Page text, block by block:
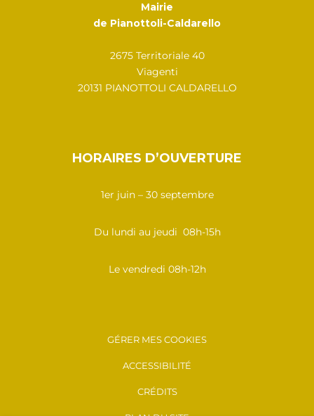
Mairie
de Pianottoli-Caldarello
2675 Territoriale 40
Viagenti
20131 PIANOTTOLI CALDARELLO
HORAIRES D’OUVERTURE
1er juin – 30 septembre
Du lundi au jeudi 08h-15h
Le vendredi 08h-12h
GÉRER MES COOKIES
ACCESSIBILITÉ
CRÉDITS